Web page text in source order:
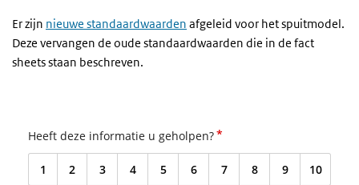
Er zijn nieuwe standaardwaarden afgeleid voor het spuitmodel.
Deze vervangen de oude standaardwaarden die in de fact
sheets staan beschreven.
Heeft deze informatie u geholpen?*
1 2 3 4 5 6 7 8 9 10